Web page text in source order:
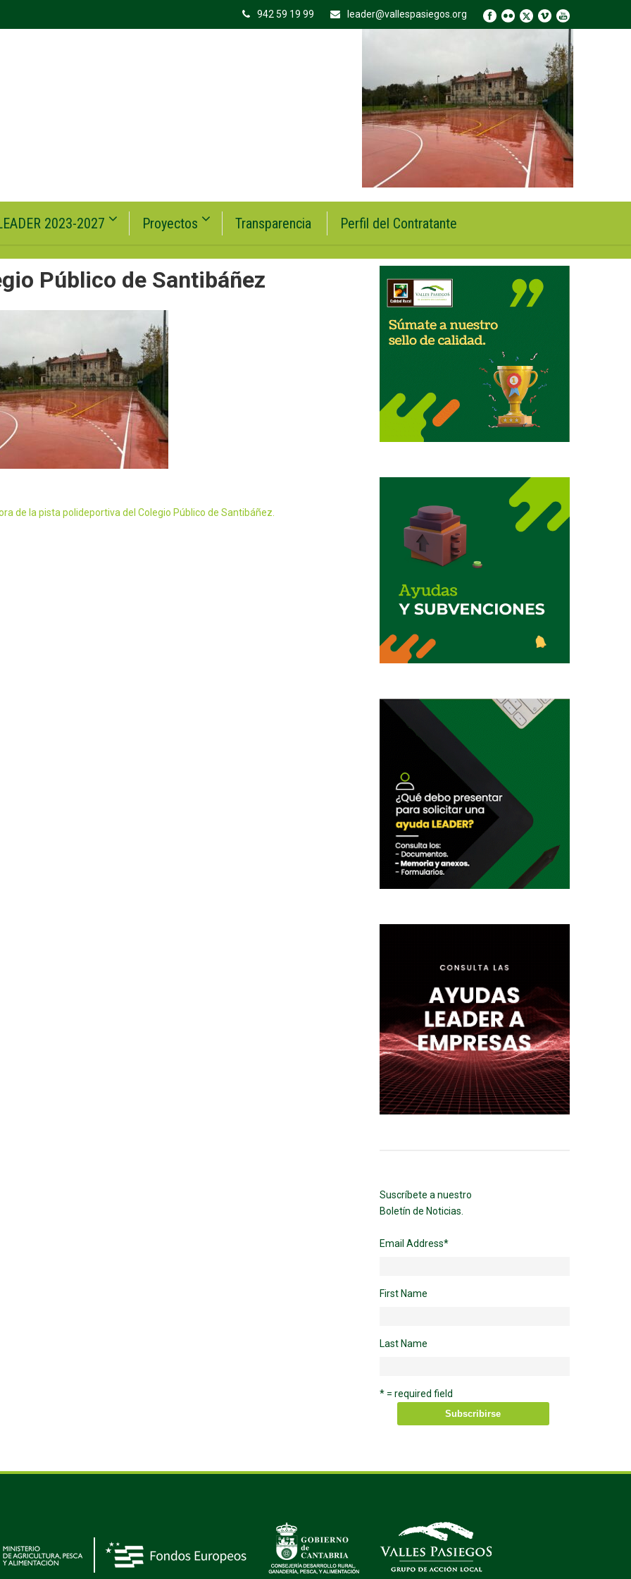
942 59 19 99 leader@vallespasiegos.org
2023-2027 Proyectos Transparencia Perfil del Contratante
Público de Santibáñez
de la pista polideportiva del Colegio Público de Santibáñez.
Suscríbete a nuestro
Boletín de Noticias.
Email Address*
First Name
Last Name
* = required field